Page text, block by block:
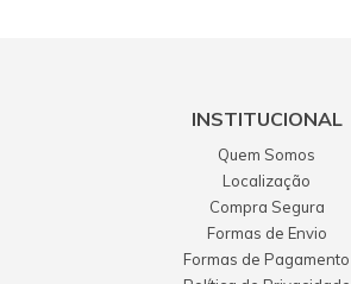
INSTITUCIONAL
Quem Somos
Localização
Compra Segura
Formas de Envio
Formas de Pagamento